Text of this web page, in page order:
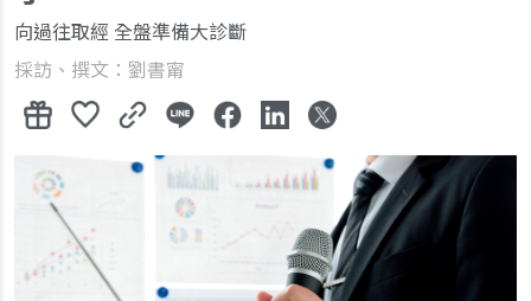
向過往取經 全盤準備大診斷
採訪、撰文：劉書甯